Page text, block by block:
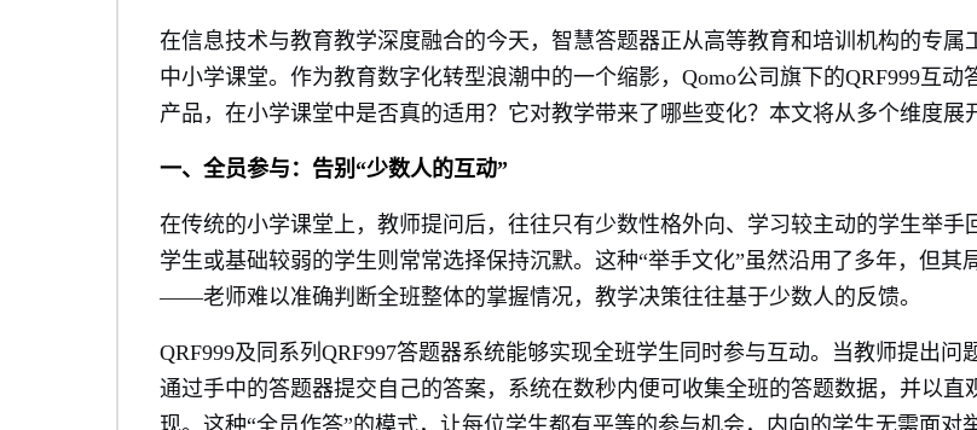
在信息技术与教育教学深度融合的今天，智慧答题器正从高等教育和培训机构的专属
中小学课堂。作为教育数字化转型浪潮中的一个缩影，Qomo公司旗下的QRF999互动
产品，在小学课堂中是否真的适用？它对教学带来了哪些变化？本文将从多个维度展
一、全员参与：告别“少数人的互动”
在传统的小学课堂上，教师提问后，往往只有少数性格外向、学习较主动的学生举手
学生或基础较弱的学生则常常选择保持沉默。这种“举手文化”虽然沿用了多年，但其
——老师难以准确判断全班整体的掌握情况，教学决策往往基于少数人的反馈。
QRF999及同系列QRF997答题器系统能够实现全班学生同时参与互动。当教师提出问
通过手中的答题器提交自己的答案，系统在数秒内便可收集全班的答题数据，并以直
现。这种“全员作答”的模式，让每位学生都有平等的参与机会，内向的学生无需面对